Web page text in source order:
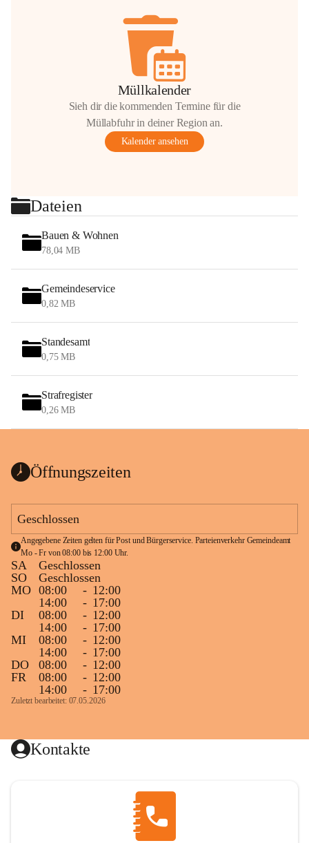
Müllkalender
Sieh dir die kommenden Termine für die
Müllabfuhr in deiner Region an.
Kalender ansehen
Dateien
Bauen & Wohnen
78,04 MB
Gemeindeservice
0,82 MB
Standesamt
0,75 MB
Strafregister
0,26 MB
Öffnungszeiten
Geschlossen
Angegebene Zeiten gelten für Post und Bürgerservice. Parteienverkehr Gemeindeamt
Mo - Fr von 08:00 bis 12:00 Uhr.
SA
Geschlossen
SO
Geschlossen
MO 08:00 - 12:00
14:00
- 17:00
DI
08:00 - 12:00
14:00
- 17:00
MI
08:00 - 12:00
14:00
- 17:00
DO
08:00 - 12:00
FR
08:00 - 12:00
14:00
- 17:00
Zuletzt bearbeitet: 07.05.2026
Kontakte